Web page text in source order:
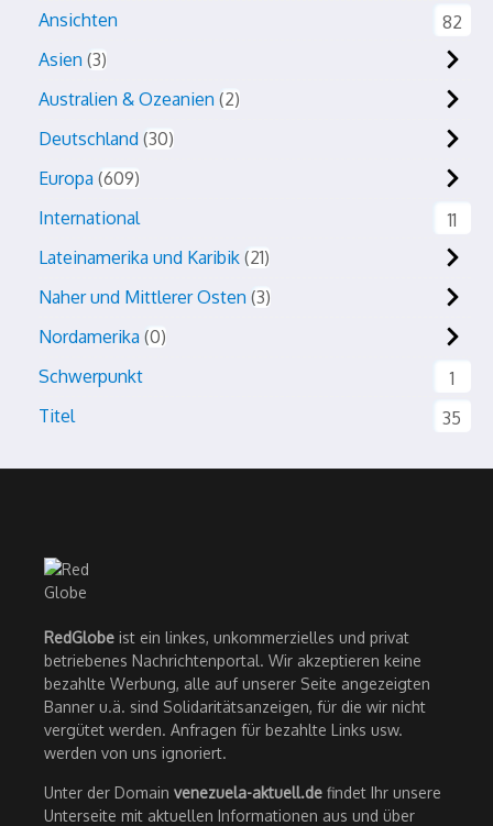
Ansichten
82
Asien 3
Australien & Ozeanien 2
Deutschland 30
Europa 609
International
11
Lateinamerika und Karibik 21
Naher und Mittlerer Osten 3
Nordamerika 0
Schwerpunkt
1
Titel
35
RedGlobe ist ein linkes, unkommerzielles und privat
betriebenes Nachrichtenportal. Wir akzeptieren keine
bezahlte Werbung, alle auf unserer Seite angezeigten
Banner u.ä. sind Solidaritätsanzeigen, für die wir nicht
vergütet werden. Anfragen für bezahlte Links usw.
werden von uns ignoriert.
Unter der Domain venezuela-aktuell.de findet Ihr unsere
Unterseite mit aktuellen Informationen aus und über